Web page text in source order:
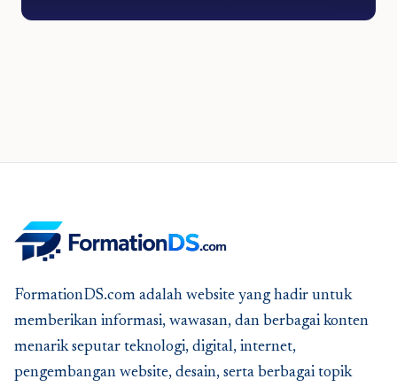
FormationDS.com adalah website yang hadir untuk
memberikan informasi, wawasan, dan berbagai konten
menarik seputar teknologi, digital, internet,
pengembangan website, desain, serta berbagai topik